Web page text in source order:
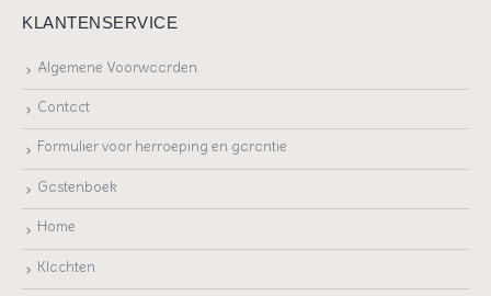
KLANTENSERVICE
Algemene Voorwaarden
Contact
Formulier voor herroeping en garantie
Gastenboek
Home
Klachten